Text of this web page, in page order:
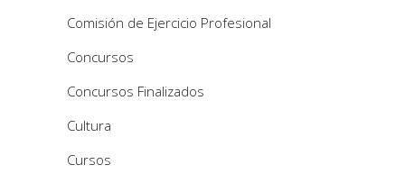
Comisión de Ejercicio Profesional
Concursos
Concursos Finalizados
Cultura
Cursos